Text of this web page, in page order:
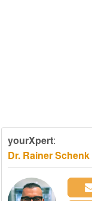
yourXpert:
Dr. Rainer Schenk